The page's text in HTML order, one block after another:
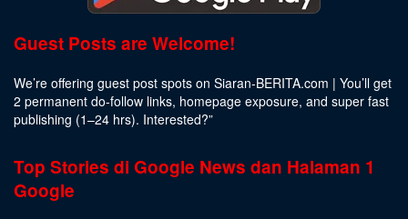
Guest Posts are Welcome!
We’re offering guest post spots on Siaran-BERITA.com | You’ll get
2 permanent do-follow links, homepage exposure, and super fast
publishing (1–24 hrs). Interested?”
Top Stories di Google News dan Halaman 1
Google